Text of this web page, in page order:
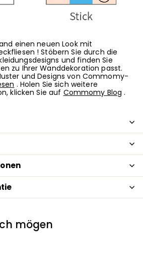
einen neuen Look mit
! Stöbern Sie durch die
und finden Sie
zu Ihrer Wanddekoration passt.
und Designs von Commomy-
. Holen Sie sich weitere
klicken Sie auf Commomy Blog .
mögen